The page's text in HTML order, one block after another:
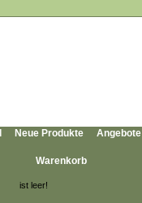
Neue Produkte Angebote
Warenkorb
ist leer!